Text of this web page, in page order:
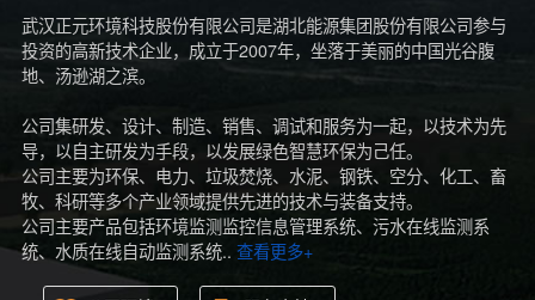
武汉正元环境科技股份有限公司是湖北能源集团股份有限公司参与
投资的高新技术企业，成立于2007年，坐落于美丽的中国光谷腹
地、汤逊湖之滨。
公司集研发、设计、制造、销售、调试和服务为一起，以技术为先
导，以自主研发为手段，以发展绿色智慧环保为己任。
公司主要为环保、电力、垃圾焚烧、水泥、钢铁、空分、化工、畜
牧、科研等多个产业领域提供先进的技术与装备支持。
公司主要产品包括环境监测监控信息管理系统、污水在线监测系
统、水质在线自动监测系统.. 查看更多+